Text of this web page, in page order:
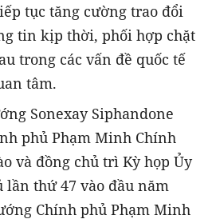
tục tăng cường trao đổi
tin kịp thời, phối hợp chặt
trong các vấn đề quốc tế
tâm.
Sonexay Siphandone
phủ Phạm Minh Chính
và đồng chủ trì Kỳ họp Ủy
thứ 47 vào đầu năm
Chính phủ Phạm Minh